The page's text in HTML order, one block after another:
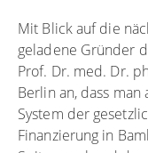
Mit Blick auf die
geladene Gründer
Prof. Dr. med. Dr.
Berlin an, dass
System der
Finanzierung in